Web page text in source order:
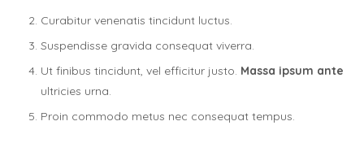
Curabitur venenatis tincidunt luctus.
Suspendisse gravida consequat viverra.
Ut finibus tincidunt, vel efficitur justo. Massa ipsum ante
ultricies urna.
Proin commodo metus nec consequat tempus.